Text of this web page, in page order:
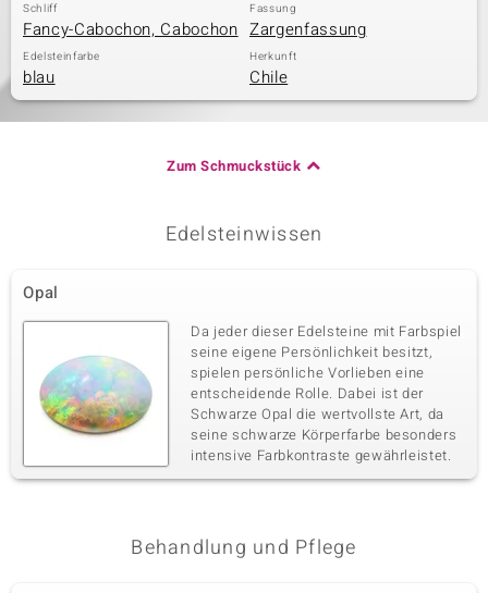
Schliff
Fancy-Cabochon, Cabochon
Fassung
Zargenfassung
Edelsteinfarbe
blau
Herkunft
Chile
Zum Schmuckstück
Edelsteinwissen
Opal
Da jeder dieser Edelsteine mit Farbspiel
seine eigene Persönlichkeit besitzt,
spielen persönliche Vorlieben eine
entscheidende Rolle. Dabei ist der
Schwarze Opal die wertvollste Art, da
seine schwarze Körperfarbe besonders
intensive Farbkontraste gewährleistet.
Behandlung und Pflege